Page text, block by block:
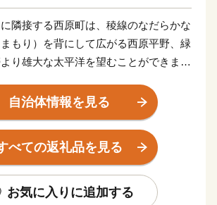
隣接する西原町は、稜線のなだらかな
もり）を背にして広がる西原平野、緑
り雄大な太平洋を望むことができま
媚な地勢に恵まれた西原町は古くから
てきました。昭和40年代に入って、住
の立地、大学（琉球大学・沖縄キリス
移転等によって、急速に都市化が進行
自治体情報を見る
べての返礼品を見る
お気に入りに追加する